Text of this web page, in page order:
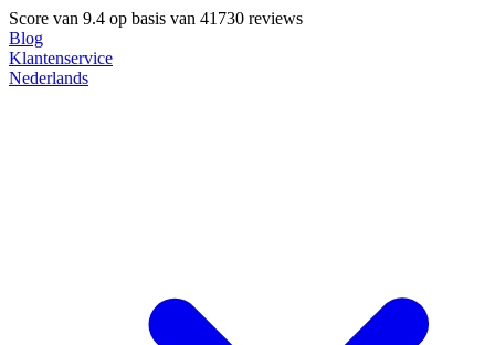
Score van 9.4 op basis van 41730 reviews
Blog
Klantenservice
Nederlands